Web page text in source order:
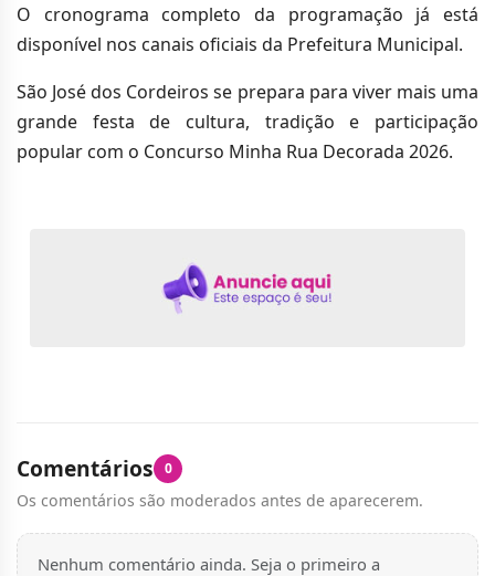
O cronograma completo da programação já está
disponível nos canais oficiais da Prefeitura Municipal.
São José dos Cordeiros se prepara para viver mais uma
grande festa de cultura, tradição e participação
popular com o Concurso Minha Rua Decorada 2026.
Comentários 0
Os comentários são moderados antes de aparecerem.
Nenhum comentário ainda. Seja o primeiro a